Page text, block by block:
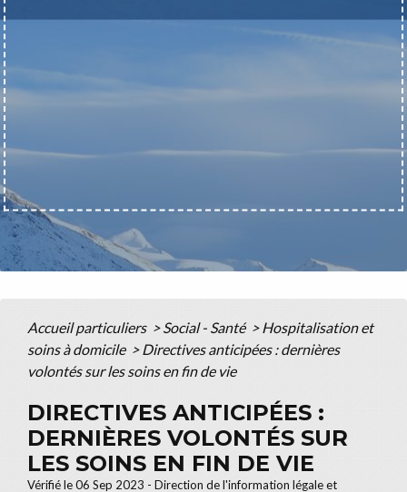
Accueil particuliers > Social - Santé > Hospitalisation et
soins à domicile > Directives anticipées : dernières
volontés sur les soins en fin de vie
DIRECTIVES ANTICIPÉES :
DERNIÈRES VOLONTÉS SUR
LES SOINS EN FIN DE VIE
Vérifié le 06 Sep 2023 - Direction de l'information légale et